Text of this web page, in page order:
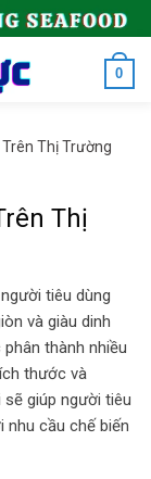
0
Thị Trường
Thị
tiêu dùng
và giàu dinh
thành nhiều
thước và
giúp người tiêu
nhu cầu chế biến